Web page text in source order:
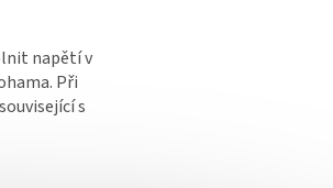
napětí v
Při
s